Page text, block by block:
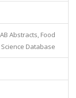
Abstracts, Food
Database